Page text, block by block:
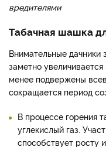
вредителями
Табачная шашка
Внимательные дачники
заметно
менее подвержены
сокращается период
В процессе горения
углекислый газ.
способствует росту